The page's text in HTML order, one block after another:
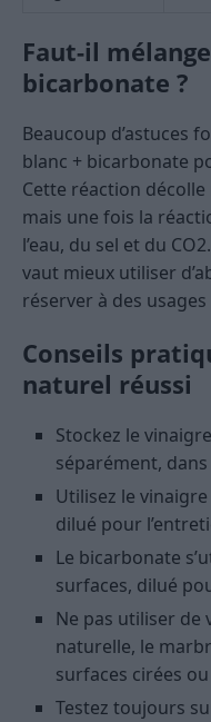
Faut-il
bicarbonate ?
Beaucoup d’astuces
blanc + bicarbonate
Cette réaction
mais une fois la
l’eau, du sel et du
vaut mieux utiliser
réserver à des
Conseils
naturel réussi
Stockez le
séparément,
Utilisez le
dilué pour
Le bicarbonate
surfaces, dilué
Ne pas utiliser de
naturelle, le
surfaces cirées
Testez toujours